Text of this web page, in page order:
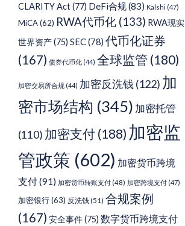
CLARITY Act(77) DeFi合规(83) Kalshi (47)
MiCA(62) RWA代币化 (133) RWA现实
世界资产(75) SEC(78) 代币化证券
(167) 债券代币化 (44) 全球监管 (180)
加密交易所合规 (44) 加密反洗钱 (122) 加
密市场结构 (345) 加密托管
(110) 加密支付 (188) 加密监
管政策 (602) 加密货币跨境
支付(91) 加密货币转账支付 (48) 加密跨境支付 (47)
加密银行(63) 反洗钱(51) 合规案例
(167) 安全事件(75) 数字货币跨境支付